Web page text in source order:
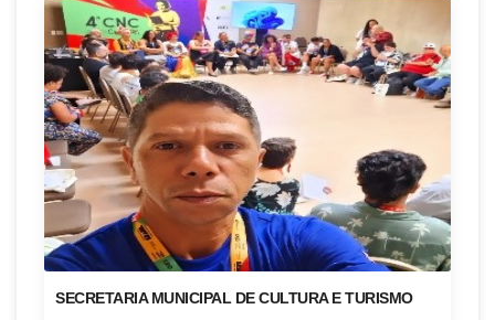
SECRETARIA MUNICIPAL DE CULTURA E TURISMO